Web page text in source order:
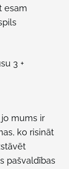
esam
3 +
mums ir
ko risināt
pašvaldības